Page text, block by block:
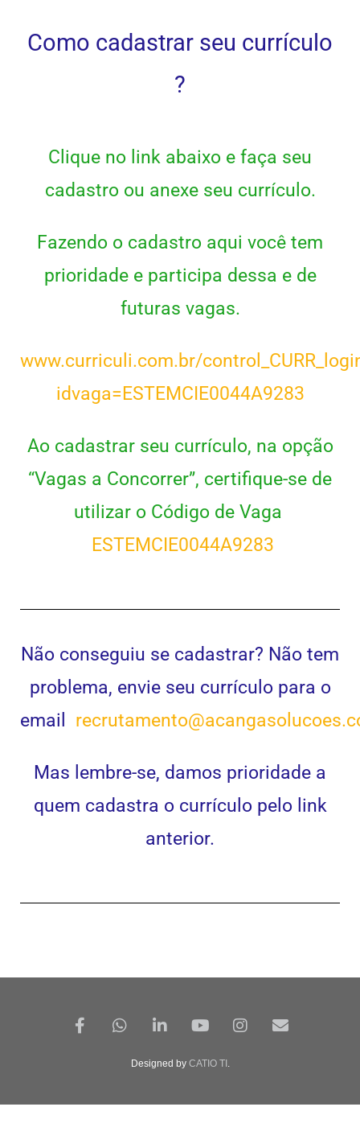
Como cadastrar seu currículo
?
Clique no link abaixo e faça seu
cadastro ou anexe seu currículo.
Fazendo o cadastro aqui você tem
prioridade e participa dessa e de
futuras vagas.
www.curriculi.com.br/
idvaga=ESTEMCIE0044A9283
Ao cadastrar seu currículo, na opção
“Vagas a Concorrer”, certifique-se de
utilizar o Código de Vaga
ESTEMCIE0044A9283
Não conseguiu se cadastrar? Não tem
problema, envie seu currículo para o
email
Mas lembre-se, damos prioridade a
quem cadastra o currículo pelo link
anterior.
Designed by CATIO TI .